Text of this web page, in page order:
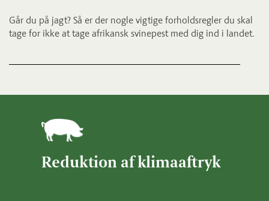
Går du på jagt? Så er der nogle vigtige forholdsregler du skal
tage for ikke at tage afrikansk svinepest med dig ind i landet.
Reduktion af klimaaftryk